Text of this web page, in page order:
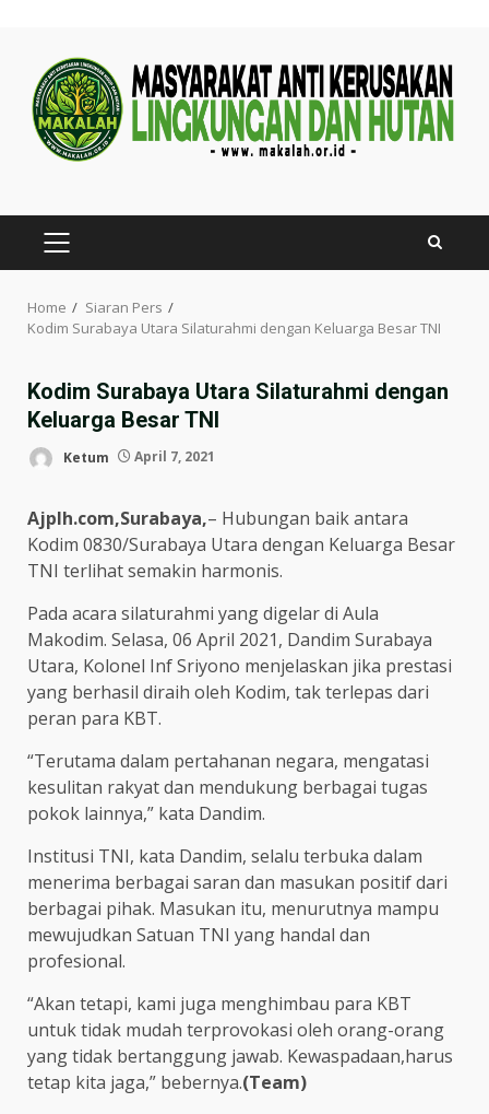
content
PRIMARY
MENU
Home
Siaran Pers
Kodim Surabaya Utara Silaturahmi dengan Keluarga Besar TNI
Kodim Surabaya Utara Silaturahmi dengan
Keluarga Besar TNI
Ketum April 7, 2021
Ajplh.com,Surabaya,– Hubungan baik antara
Kodim 0830/Surabaya Utara dengan Keluarga Besar
TNI terlihat semakin harmonis.
Pada acara silaturahmi yang digelar di Aula
Makodim. Selasa, 06 April 2021, Dandim Surabaya
Utara, Kolonel Inf Sriyono menjelaskan jika prestasi
yang berhasil diraih oleh Kodim, tak terlepas dari
peran para KBT.
“Terutama dalam pertahanan negara, mengatasi
kesulitan rakyat dan mendukung berbagai tugas
pokok lainnya,” kata Dandim.
Institusi TNI, kata Dandim, selalu terbuka dalam
menerima berbagai saran dan masukan positif dari
berbagai pihak. Masukan itu, menurutnya mampu
mewujudkan Satuan TNI yang handal dan
profesional.
“Akan tetapi, kami juga menghimbau para KBT
untuk tidak mudah terprovokasi oleh orang-orang
yang tidak bertanggung jawab. Kewaspadaan,harus
tetap kita jaga,” bebernya.(Team)